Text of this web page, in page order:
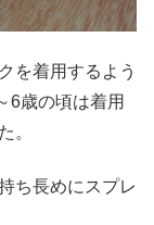
を着用するよう
6歳の頃は着用
。
ち長めにスプレ